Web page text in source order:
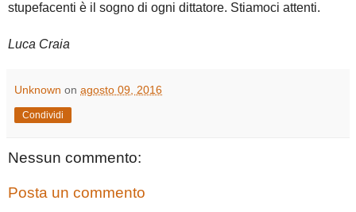
stupefacenti è il sogno di ogni dittatore. Stiamoci attenti.
Luca Craia
Unknown on agosto 09, 2016
Condividi
Nessun commento:
Posta un commento